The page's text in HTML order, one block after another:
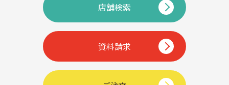
店舗検索
資料請求